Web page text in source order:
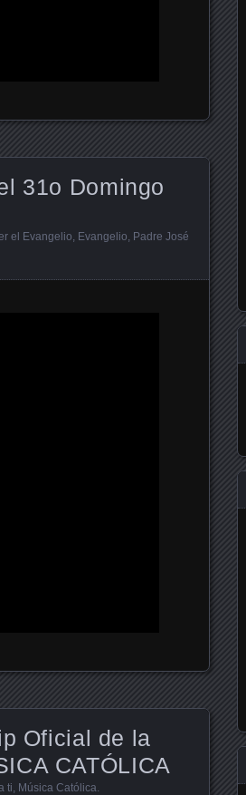
31o Domingo
el Evangelio Evangelio Padre José
Oficial de la
CATÓLICA
ti Música Católica